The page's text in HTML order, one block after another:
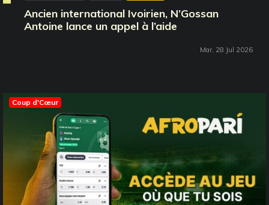
Ancien international Ivoirien, N’Gossan
Antoine lance un appel à l’aide
Mar, 28 Jul 2026
Coup d'Cœur